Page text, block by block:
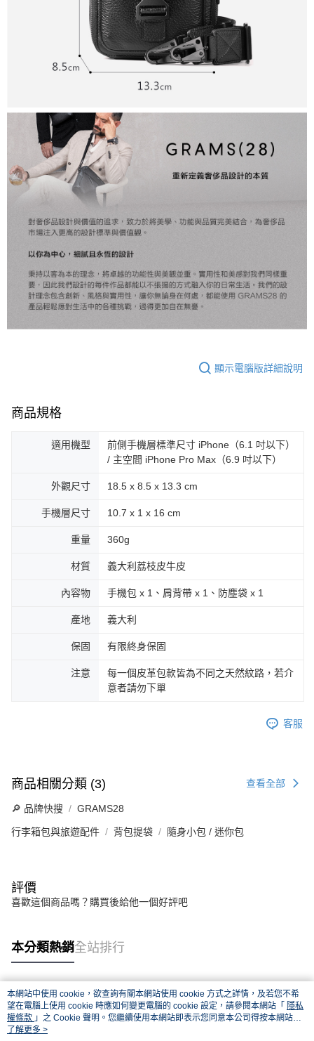
顯示電腦版詳細說明
商品規格
適用機型
前側手機層標準尺寸 iPhone（6.1 吋以下）
/ 主空間 iPhone Pro Max（6.9 吋以下）
外觀尺寸 18.5 x 8.5 x 13.3 cm
手機層尺寸 10.7 x 1 x 16 cm
重量 360g
材質 義大利荔枝皮牛皮
內容物 手機包 x 1、肩背帶 x 1、防塵袋 x 1
產地 義大利
保固 有限終身保固
注意
每一個皮革包款皆為不同之天然紋路，若介
意者請勿下單
客服
商品相關分類 (3) 查看全部
🔎 品牌快搜 GRAMS28
行李箱包與旅遊配件 背包提袋 隨身小包 / 迷你包
評價
喜歡這個商品嗎？購買後給他一個好評吧
本分類熱銷全站排行
熱門標籤
本網站中使用 cookie，欲查詢有關本網站使用 cookie 方式之詳情，及若您不希
望在電腦上使用 cookie 時應如何變更電腦的 cookie 設定，請參閱本網站「 隱私
權條款 」之 Cookie 聲明。您繼續使用本網站即表示您同意本公司得按本網站使
用條款之 Cookie 聲明使用 cookie。
了解更多 >